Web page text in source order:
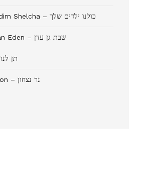
Kulanu Yeladim Shelcha – כולנו ילדים שלך
Shabbos Gan Eden – שבת גן עדן
Ten Lanu – תן לנו
Ner Nitzachon – נר נצחון